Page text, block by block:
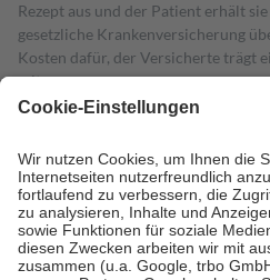
Rezept aus und der Patient erhält
gesetzliche Krankenversicherung
Kosten dafür, der Versicherte trägt
mit.
Grundsätzlich leisten Mitglieder
höchstens zehn Euro.
Es sind
Kosten der Leistung zu entrichten.
Diese Regeln gelten grundsätzlich
Bei Heilmitteln und häuslicher
Zuzahlung zehn Prozent der Kosten
Verordnung.